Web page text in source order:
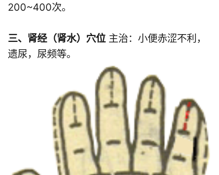
200~400次。
三、肾经（肾水）穴位 主治：小便赤涩不利，
遗尿，尿频等。